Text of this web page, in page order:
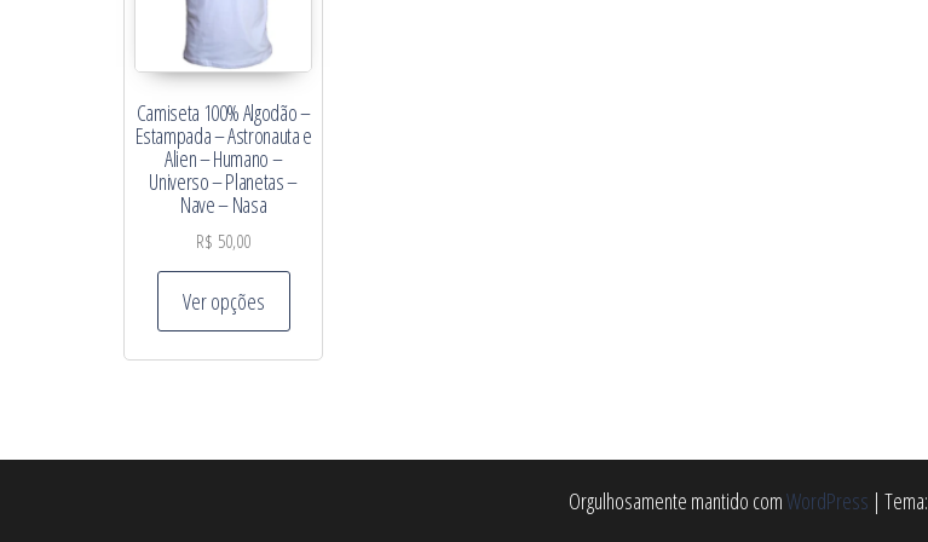
Camiseta 100% Algodão –
Estampada – Astronauta e
Alien – Humano –
Universo – Planetas –
Nave – Nasa
R$ 50,00
Ver opções
Este produto tem várias variantes. As opções podem ser escolhidas na página do produto
Orgulhosamente mantido comWordPress | Tema: